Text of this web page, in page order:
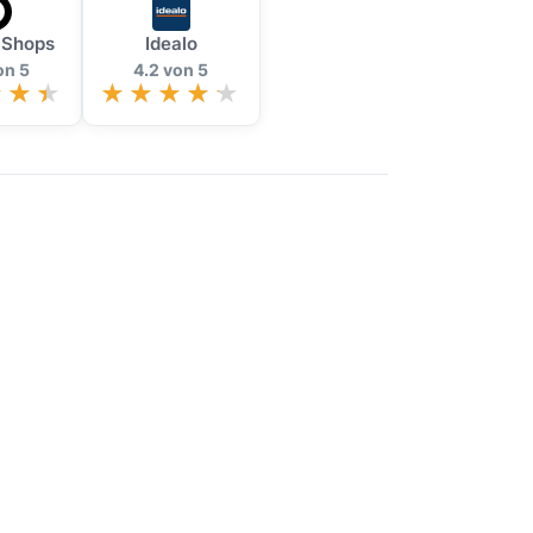
5
Idealo
4.2 von 5